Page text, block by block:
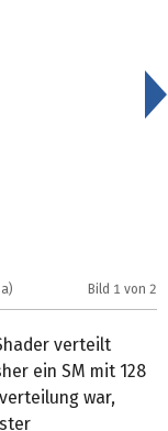
Bild 1 von 2
verteilt
ein SM mit 128
war,